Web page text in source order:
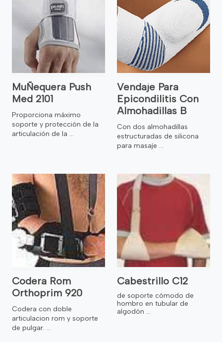
MuÑequera Push
Med 2101
Proporciona máximo
soporte y protección de la
articulación de la ...
Vendaje Para
Epicondilitis Con
Almohadillas B
Con dos almohadillas
estructuradas de silicona
para masaje ...
Codera Rom
Orthoprim 920
Codera con doble
articulacion rom y soporte
de pulgar. ...
Cabestrillo C12
de soporte cómodo de
hombro en tubular de
algodón ...